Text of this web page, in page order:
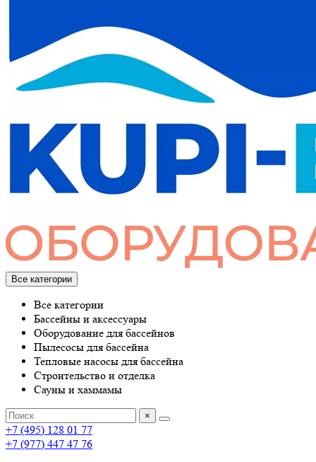
Все категории
Все категории
Бассейны и аксессуары
Оборудование для бассейнов
Пылесосы для бассейна
Тепловые насосы для бассейна
Строительство и отделка
Сауны и хаммамы
×
+7 (495) 128 01 77
+7 (977) 447 47 76